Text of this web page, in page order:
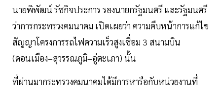
นายพิพัฒน์ รัชกิจประการ รองนายกรัฐมนตรี และรัฐมนตรี
ว่าการกระทรวงคมนาคม เปิดเผยว่า ความคืบหน้าการแก้ไข
สัญญาโครงการรถไฟความเร็วสูงเชื่อม 3 สนามบิน
(ดอนเมือง–สุวรรณภูมิ–อู่ตะเภา) นั้น
ที่ผ่านมากระทรวงคมนาคมได้มีการหารือกับหน่วยงานที่